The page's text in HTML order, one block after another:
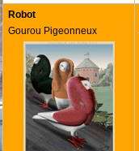
Robot
Gourou Pigeonneux